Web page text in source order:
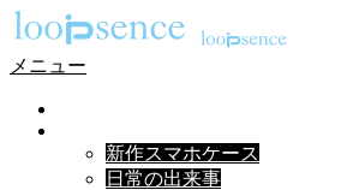
メニュー
新作スマホケース
日常の出来事